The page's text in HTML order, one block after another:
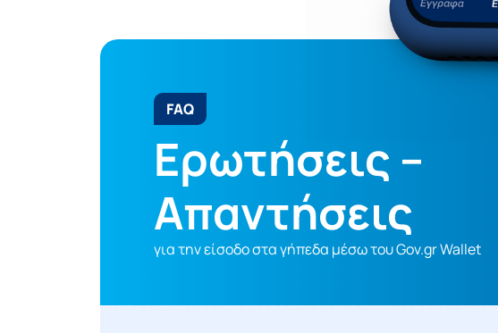
FAQ
Ερωτήσεις –
Απαντήσεις
για την είσοδο στα γήπεδα μέσω του Gov.gr Wallet